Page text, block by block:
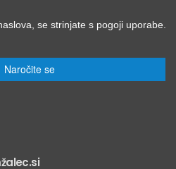
se strinjate s pogoji uporabe.
Naročite se